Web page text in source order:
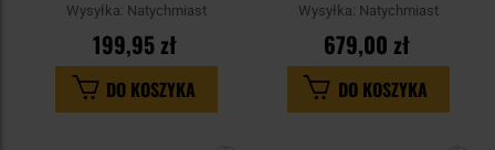
Wysyłka: Natychmiast
199,95 zł
DO KOSZYKA
Wysyłka: Natychmiast
679,00 zł
DO KOSZYKA